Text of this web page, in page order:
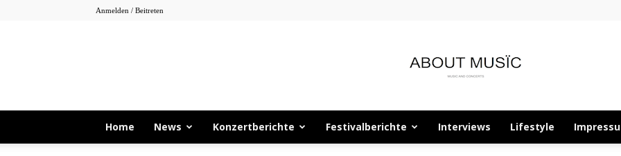
Anmelden / Beitreten
About
Home News Konzertberichte Festivalberichte Interviews Lifestyle